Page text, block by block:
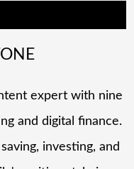
expert with nine
and digital finance.
investing, and